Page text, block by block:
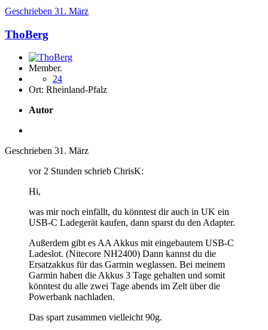
Geschrieben 31. März
ThoBerg
Member.
24
Ort: Rheinland-Pfalz
Autor
Geschrieben 31. März
vor 2 Stunden schrieb ChrisK:
Hi,
was mir noch einfällt, du könntest dir auch in UK ein
USB-C Ladegerät kaufen, dann sparst du den Adapter.
Außerdem gibt es AA Akkus mit eingebautem USB-C
Ladeslot. (Nitecore NH2400) Dann kannst du die
Ersatzakkus für das Garmin weglassen. Bei meinem
Garmin haben die Akkus 3 Tage gehalten und somit
könntest du alle zwei Tage abends im Zelt über die
Powerbank nachladen.
Das spart zusammen vielleicht 90g.